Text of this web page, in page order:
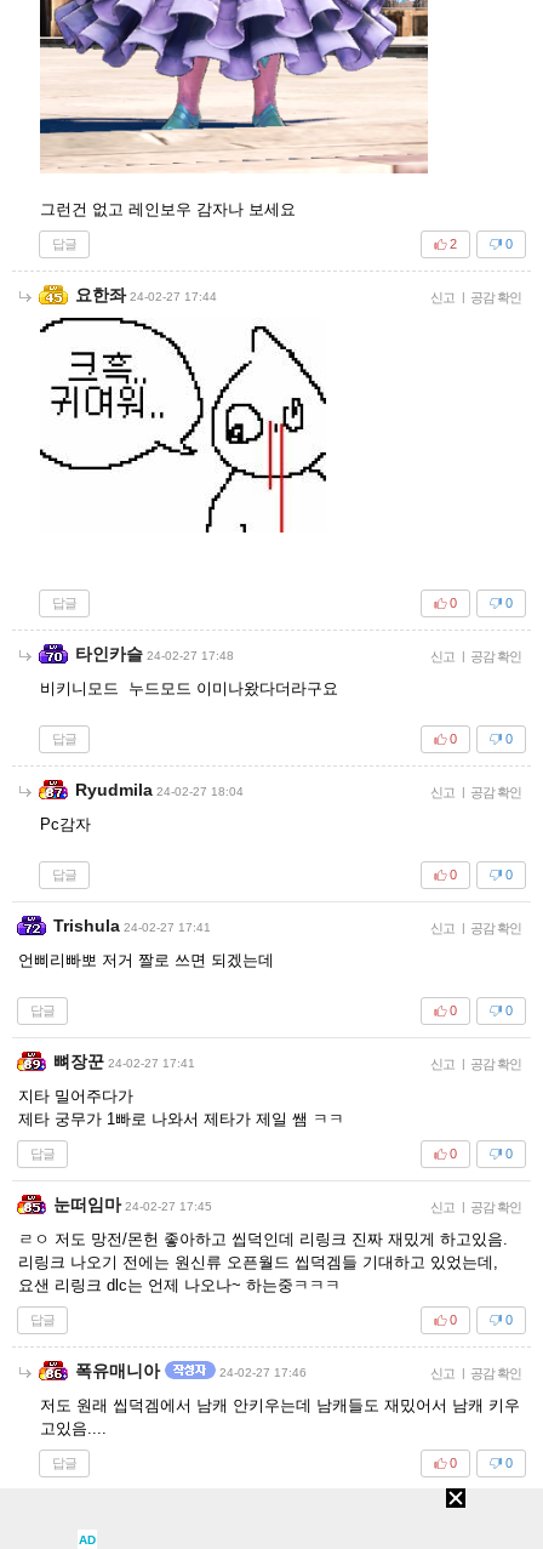
그런건 없고 레인보우 감자나 보세요
답글 0
2
요한좌 24-02-27 17:44 신고 | 공감 확인
답글 0
0
타인카슬 24-02-27 17:48 신고 | 공감 확인
비키니모드 누드모드 이미나왔다더라구요
답글 0
0
Ryudmila 24-02-27 18:04 신고 | 공감 확인
Pc감자
답글 0
0
Trishula 24-02-27 17:41 신고 | 공감 확인
언삐리빠뽀 저거 짤로 쓰면 되겠는데
답글 0
0
뼈장꾼 24-02-27 17:41 신고 | 공감 확인
지타 밀어주다가
제타 궁무가 1빠로 나와서 제타가 제일 쌤 ㅋㅋ
답글 0
0
눈떠임마 24-02-27 17:45 신고 | 공감 확인
ㄹㅇ 저도 망전/몬헌 좋아하고 씹덕인데 리링크 진짜 재밌게 하고있음.
리링크 나오기 전에는 원신류 오픈월드 씹덕겜들 기대하고 있었는데,
요샌 리링크 dlc는 언제 나오나~ 하는중ㅋㅋㅋ
답글 0
0
폭유매니아 24-02-27 17:46 신고 | 공감 확인
저도 원래 씹덕겜에서 남캐 안키우는데 남캐들도 재밌어서 남캐 키우
고있음....
답글 0
0
AD